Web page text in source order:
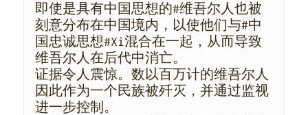
即使是具有中国思想的#维吾尔人也被
刻意分布在中国境内，以使他们与#中
国忠诚思想#Xi混合在一起，从而导致
维吾尔人在后代中消亡。
证据令人震惊。数以百万计的维吾尔人
因此作为一个民族被歼灭，并通过监视
进一步控制。